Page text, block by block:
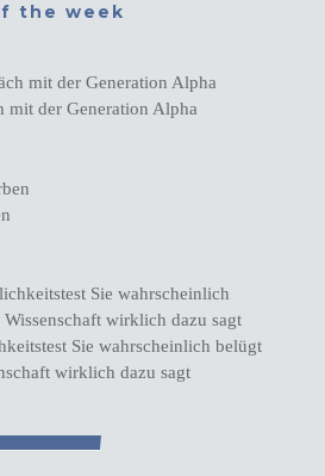
the week
mit der Generation Alpha
Sie wahrscheinlich belügt
wirklich dazu sagt